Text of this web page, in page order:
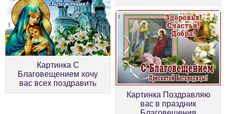
Картинка С
Благовещением хочу
вас всех поздравить
Картинка Поздравляю
вас в праздник